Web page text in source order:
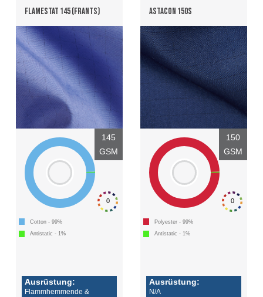
FLAMESTAT 145 (FRANTS)
0
145
GSM
Cotton - 99%
Antistatic - 1%
Ausrüstung:
Flammhemmende &
ASTACON 150S
0
150
GSM
Polyester - 99%
Antistatic - 1%
Ausrüstung:
N/A